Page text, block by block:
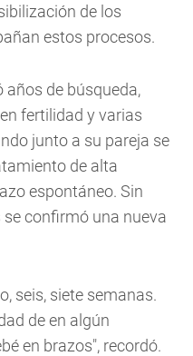
de los
estos procesos.
años de búsqueda,
fertilidad y varias
junto a su pareja se
de alta
espontáneo. Sin
confirmó una nueva
seis, siete semanas.
de en algún
en brazos", recordó.